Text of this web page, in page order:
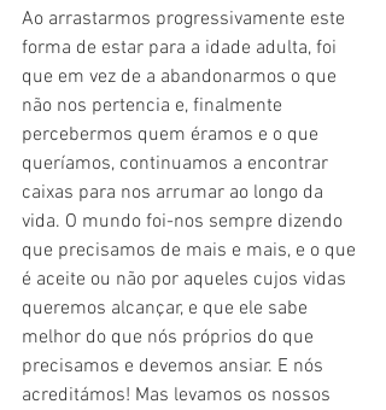
Ao arrastarmos progressivamente este
forma de estar para a idade adulta, foi
que em vez de a abandonarmos o que
não nos pertencia e, finalmente
percebermos quem éramos e o que
queríamos, continuamos a encontrar
caixas para nos arrumar ao longo da
vida. O mundo foi-nos sempre dizendo
que precisamos de mais e mais, e o que
é aceite ou não por aqueles cujos vidas
queremos alcançar, e que ele sabe
melhor do que nós próprios do que
precisamos e devemos ansiar. E nós
acreditámos! Mas levamos os nossos